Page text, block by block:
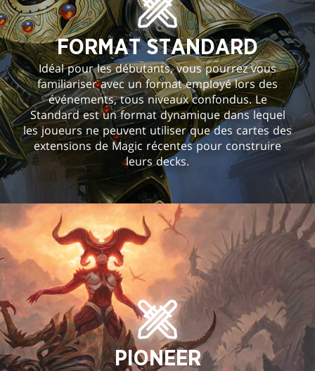
FORMAT STANDARD
Idéal pour les débutants, vous pourrez vous
familiariser avec un format employé lors des
événements, tous niveaux confondus. Le
Standard est un format dynamique dans lequel
les joueurs ne peuvent utiliser que des cartes des
extensions de Magic récentes pour construire
leurs decks.
PIONEER